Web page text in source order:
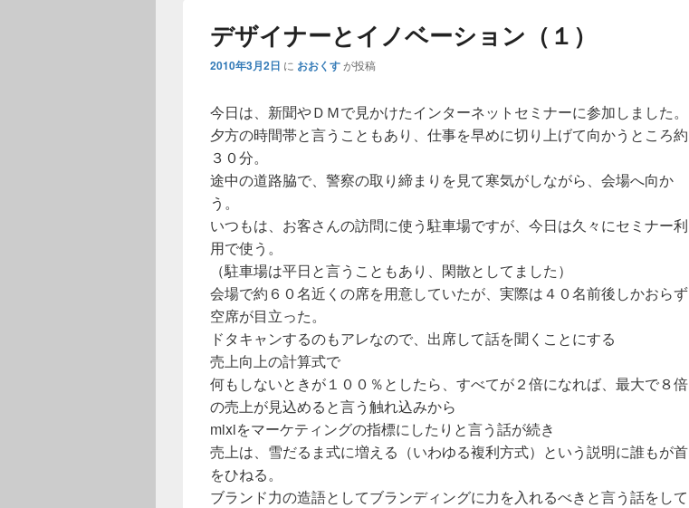
デザイナーとイノベーション（１）
2010年3月2日 に おおくすが投稿
今日は、新聞やＤＭで見かけたインターネットセミナーに参加しました。
夕方の時間帯と言うこともあり、仕事を早めに切り上げて向かうところ約
３０分。
途中の道路脇で、警察の取り締まりを見て寒気がしながら、会場へ向か
う。
いつもは、お客さんの訪問に使う駐車場ですが、今日は久々にセミナー利
用で使う。
（駐車場は平日と言うこともあり、閑散としてました）
会場で約６０名近くの席を用意していたが、実際は４０名前後しかおらず
空席が目立った。
ドタキャンするのもアレなので、出席して話を聞くことにする
売上向上の計算式で
何もしないときが１００％としたら、すべてが２倍になれば、最大で８倍
の売上が見込めると言う触れ込みから
mixiをマーケティングの指標にしたりと言う話が続き
売上は、雪だるま式に増える（いわゆる複利方式）という説明に誰もが首
をひねる。
ブランド力の造語としてブランディングに力を入れるべきと言う話をして